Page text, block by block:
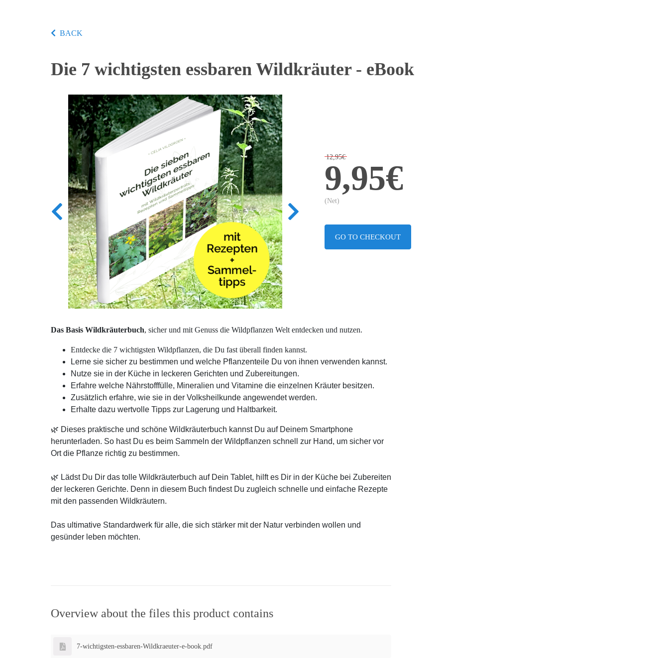
BACK
Die 7 wichtigsten essbaren Wildkräuter - eBook
12,95€
9,95€
(Net)
GO TO CHECKOUT
Das Basis Wildkräuterbuch, sicher und mit Genuss die Wildpflanzen Welt entdecken und nutzen.
Entdecke die 7 wichtigsten Wildpflanzen, die Du fast überall finden kannst.
Lerne sie sicher zu bestimmen und welche Pflanzenteile Du von ihnen verwenden kannst.
Nutze sie in der Küche in leckeren Gerichten und Zubereitungen.
Erfahre welche Nährstofffülle, Mineralien und Vitamine die einzelnen Kräuter besitzen.
Zusätzlich erfahre, wie sie in der Volksheilkunde angewendet werden.
Erhalte dazu wertvolle Tipps zur Lagerung und Haltbarkeit.
🌿 Dieses praktische und schöne Wildkräuterbuch kannst Du auf Deinem Smartphone
herunterladen. So hast Du es beim Sammeln der Wildpflanzen schnell zur Hand, um sicher vor
Ort die Pflanze richtig zu bestimmen.
🌿 Lädst Du Dir das tolle Wildkräuterbuch auf Dein Tablet, hilft es Dir in der Küche bei Zubereiten
der leckeren Gerichte. Denn in diesem Buch findest Du zugleich schnelle und einfache Rezepte
mit den passenden Wildkräutern.
Das ultimative Standardwerk für alle, die sich stärker mit der Natur verbinden wollen und
gesünder leben möchten.
Overview about the files this product contains
7-wichtigsten-essbaren-Wildkraeuter-e-book.pdf